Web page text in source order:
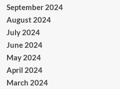
September 2024
August 2024
July 2024
June 2024
May 2024
April 2024
March 2024